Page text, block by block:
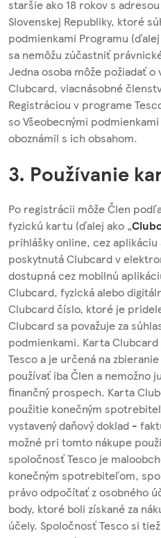
staršie ako 18 rokov s
Slovenskej Republiky, ktoré
podmienkami Programu (ďalej
sa nemôžu zúčastniť
Jedna osoba môže požiadať
Clubcard, viacnásobné
Registráciou v programe
so Všeobecnými
oboznámil s ich obsahom.
3. Používanie
Po registrácii môže Člen
fyzickú kartu (ďalej ako „
prihlášky online, cez
poskytnutá Clubcard v
dostupná cez mobilnú
Clubcard, fyzická alebo
Clubcard číslo, ktoré je
Clubcard sa považuje za
podmienkami. Karta
Tesco a je určená na
používať iba Člen a nemožno
finančný prospech. Karta
použitie konečným
vystavený daňový doklad -
možné pri tomto nákupe
spoločnosť Tesco je
konečným spotrebiteľom,
právo odpočítať z osobného
body, ktoré boli získané za
účely. Spoločnosť Tesco si